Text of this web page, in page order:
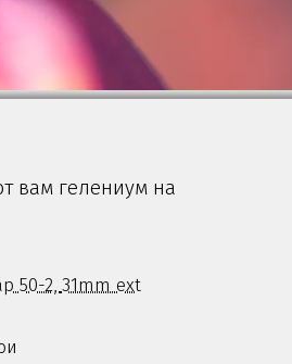
вам гелениум на
50-2 31mm ext